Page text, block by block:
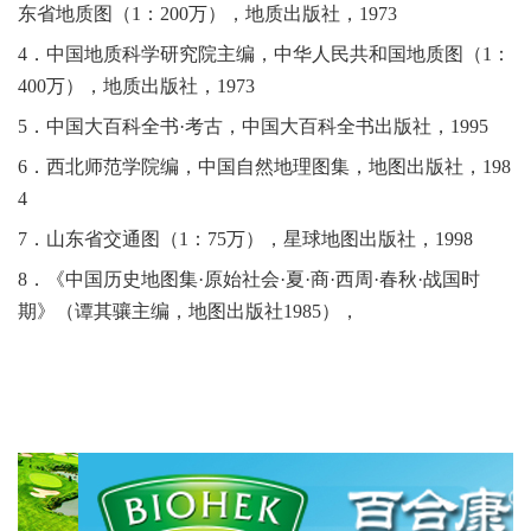
东省地质图（1：200万），地质出版社，1973
4 ．中国地质科学研究院主编，中华人民共和国地质图（1：
400万），地质出版社，1973
5 ．中国大百科全书·考古，中国大百科全书出版社，1995
6 ．西北师范学院编，中国自然地理图集，地图出版社，198
4
7 ．山东省交通图（1：75万），星球地图出版社，1998
8 ．《中国历史地图集·原始社会·夏·商·西周·春秋·战国时
期》（谭其骧主编，地图出版社1985），